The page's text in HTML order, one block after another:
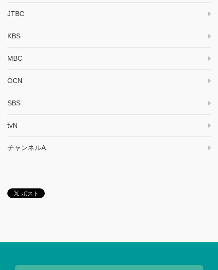
JTBC
KBS
MBC
OCN
SBS
tvN
チャンネルA